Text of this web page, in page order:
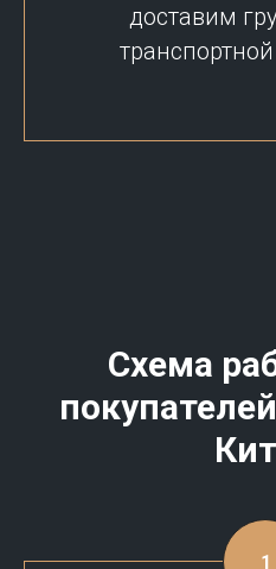
доставим
Схема